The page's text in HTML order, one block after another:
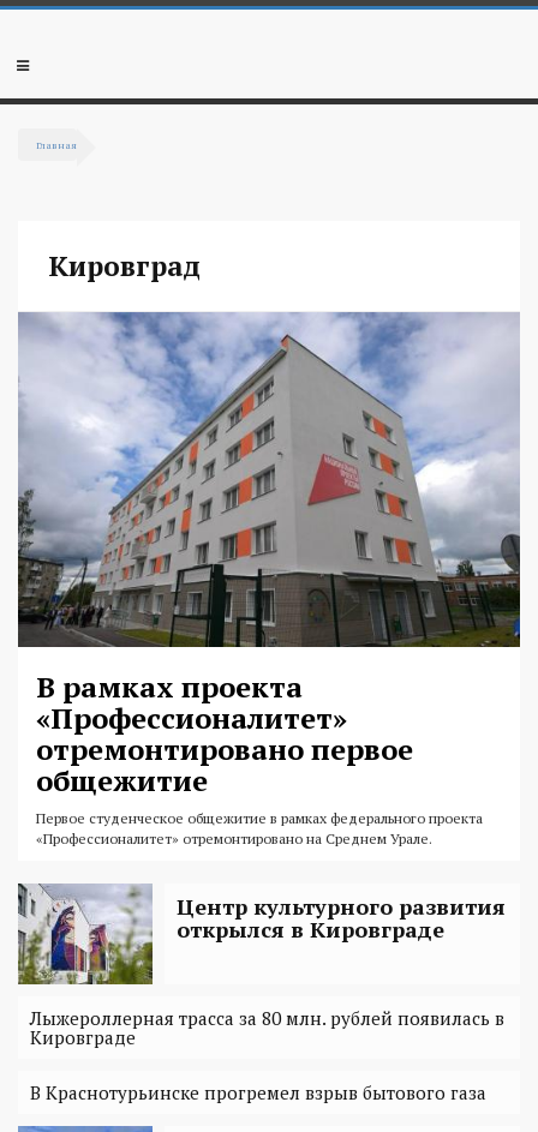
Перейти к основному содержанию
Мобильное
Главная
Кировград
В рамках проекта
«Профессионалитет»
отремонтировано первое
общежитие
Первое студенческое общежитие в рамках федерального проекта
«Профессионалитет» отремонтировано на Среднем Урале.
Центр культурного развития
открылся в Кировграде
Лыжероллерная трасса за 80 млн. рублей появилась в
Кировграде
В Краснотурьинске прогремел взрыв бытового газа